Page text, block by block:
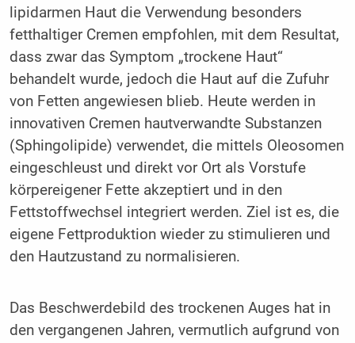
lipidarmen Haut die Verwendung besonders
fetthaltiger Cremen empfohlen, mit dem Resultat,
dass zwar das Symptom „trockene Haut“
behandelt wurde, jedoch die Haut auf die Zufuhr
von Fetten angewiesen blieb. Heute werden in
innovativen Cremen hautverwandte Substanzen
(Sphingolipide) verwendet, die mittels Oleosomen
eingeschleust und direkt vor Ort als Vorstufe
körpereigener Fette akzeptiert und in den
Fettstoffwechsel integriert werden. Ziel ist es, die
eigene Fettproduktion wieder zu stimulieren und
den Hautzustand zu normalisieren.
Das Beschwerdebild des trockenen Auges hat in
den vergangenen Jahren, vermutlich aufgrund von